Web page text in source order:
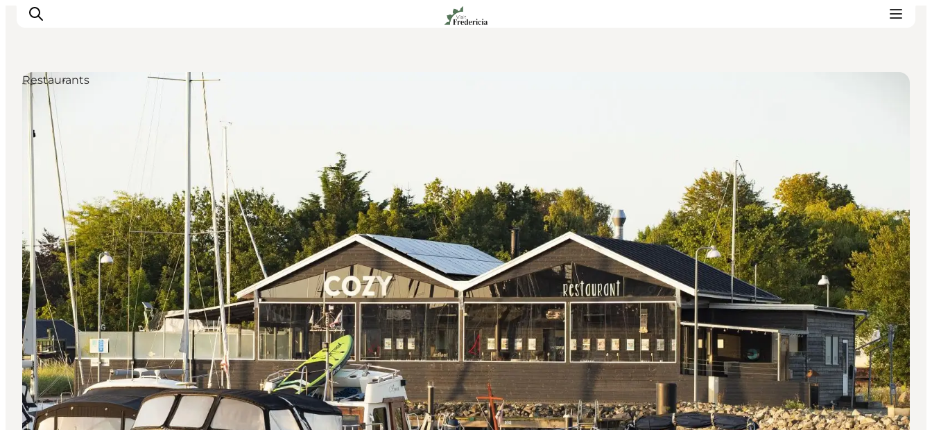
Veranstaltungen
Erlebnisse und Kultur
Restaurants
Unterkünfte
Reise planen
Book Führung
Restaurants